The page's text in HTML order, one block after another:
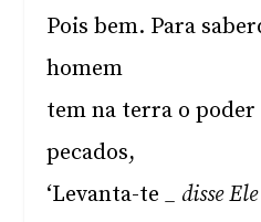
Pois bem. Para
homem
tem na terra o poder
pecados,
‘Levanta-te_ disse